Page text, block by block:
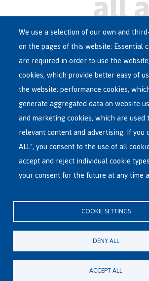
Main
menu
ASYLUM IN BELGIUM
RECEPTION CENTRES
VOLUNTARY RETURN
INTERNATIONAL
ABOUT FEDASIL
Rue des Chartreux 21 , 1000 Bruxelles
E-mail : info@fedasil.be • T : +32-(0)2-213 44 11 •
Privacy, copyright and disclaimer|Accessibility
statement
Cookie settings
We use a selection of our own and
on the pages of this website: Essential
are required in order to use the
cookies, which provide better easy of
the website; performance cookies,
generate aggregated data on website
and marketing cookies, which are used
relevant content and advertising. If you
ALL", you consent to the use of all
accept and reject individual cookie
your consent for the future at any time
COOKIE SETTINGS
DENY ALL
ACCEPT ALL